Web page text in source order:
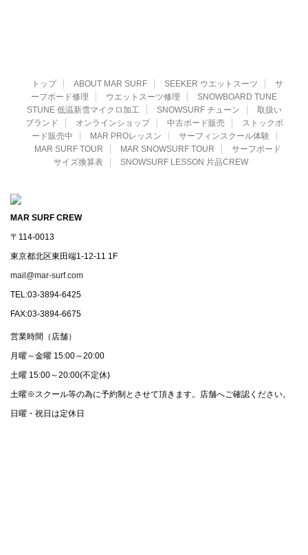
トップ ABOUT MAR SURF SEEKER ウエットスーツ
サ
ーフボード修理
ウエットスーツ修理
SNOWBOARD TUNE
STUNE 低温新雪マイクロ加工
SNOWSURF チューン
取扱い
ブランド
オンラインショップ 中古ボード販売
ストックボ
ード販売中
MAR PROレッスン
サーフィンスクール体験
MAR SURF TOUR
MAR SNOWSURF TOUR
サーフボード
サイズ換算表
SNOWSURF LESSON 片品CREW
MAR SURF CREW
〒114-0013
東京都北区東田端1-12-11 1F
mail@mar-surf.com
TEL:03-3894-6425
FAX:03-3894-6675
営業時間（店舗）
月曜～金曜 15:00～20:00
土曜 15:00～20:00(不定休)
土曜※スクール等の為に予約制とさせて頂きます。店舗へご確認ください。
日曜・祝日は定休日